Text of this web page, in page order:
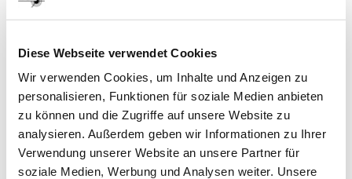
Diese Webseite verwendet Cookies
Wir verwenden Cookies, um Inhalte und Anzeigen zu
personalisieren, Funktionen für soziale Medien anbieten
zu können und die Zugriffe auf unsere Website zu
analysieren. Außerdem geben wir Informationen zu Ihrer
Verwendung unserer Website an unsere Partner für
soziale Medien, Werbung und Analysen weiter. Unsere